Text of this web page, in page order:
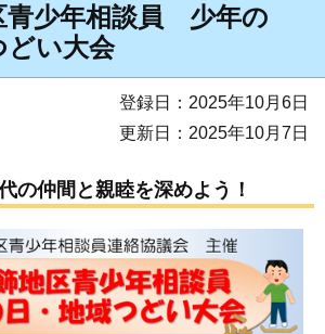
青少年相談員 少年の
どい大会
登録日：2025年10月6日
更新日：2025年10月7日
の仲間と親睦を深めよう！